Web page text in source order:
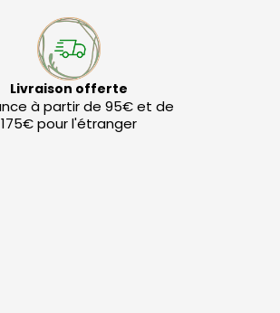
Livraison offerte
à partir de 95€ et de
175€ pour l'étranger